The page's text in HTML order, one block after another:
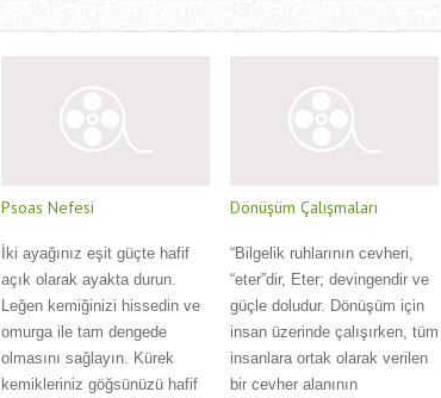
Psoas Nefesi
İki ayağınız eşit güçte hafif
açık olarak ayakta durun.
Leğen kemiğinizi hissedin ve
omurga ile tam dengede
olmasını sağlayın. Kürek
kemikleriniz göğsünüzü hafif
Dönüşüm Çalışmaları
“Bilgelik ruhlarının cevheri,
“eter”dir, Eter; devingendir ve
güçle doludur. Dönüşüm için
insan üzerinde çalışırken, tüm
insanlara ortak olarak verilen
bir cevher alanının